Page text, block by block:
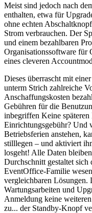
Meist sind jedoch nach
enthalten, etwa für
ohne echten
Strom verbrauchen. Der
und einem bezahlbaren
Organisationssoftware für
eines cleveren
Dieses überrascht mit
unterm Strich zahlreiche
Anschaffungskosten
Gebühren für die
inbegriffen Keine
Einrichtungsgebühr? Und
Betriebsferien anstehen,
stilllegen – und aktiviert
losgeht! Alle Daten
Durchschnitt gestaltet
EventOffice-Familie
vergleichbaren Lösungen.
Wartungsarbeiten und
Anmeldung keine
zu... der Standby-Knopf